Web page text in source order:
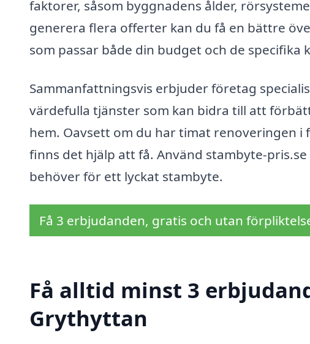
faktorer, såsom byggnadens ålder,
generera flera offerter kan du få en bättre
som passar både din budget och de specifika
Sammanfattningsvis erbjuder företag
värdefulla tjänster som kan bidra till att
hem. Oavsett om du har timat renoveringen
finns det hjälp att få. Använd stambyte-
behöver för ett lyckat stambyte.
Få 3 erbjudanden, gratis och utan
Få alltid minst 3
Grythyttan